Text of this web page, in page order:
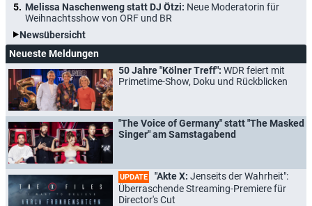
Melissa Naschenweng statt DJ Ötzi: Neue Moderatorin für
Weihnachtsshow von ORF und BR
Newsübersicht
Neueste Meldungen
50 Jahre "Kölner Treff": WDR feiert mit
Primetime-Show, Doku und Rückblicken
"The Voice of Germany" statt "The Masked
Singer" am Samstagabend
UPDATE "Akte X: Jenseits der Wahrheit":
Überraschende Streaming-Premiere für
Director's Cut